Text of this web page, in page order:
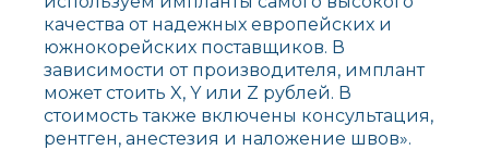
качества от надежных европейских и
южнокорейских поставщиков. В
зависимости от производителя, имплант
может стоить X, Y или Z рублей. В
стоимость также включены консультация,
рентген, анестезия и наложение швов».